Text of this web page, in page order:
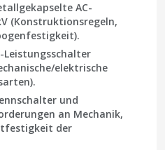
AC-
(Konstruktionsregeln,
Leistungsschalter
elektrische
und
an Mechanik,
der